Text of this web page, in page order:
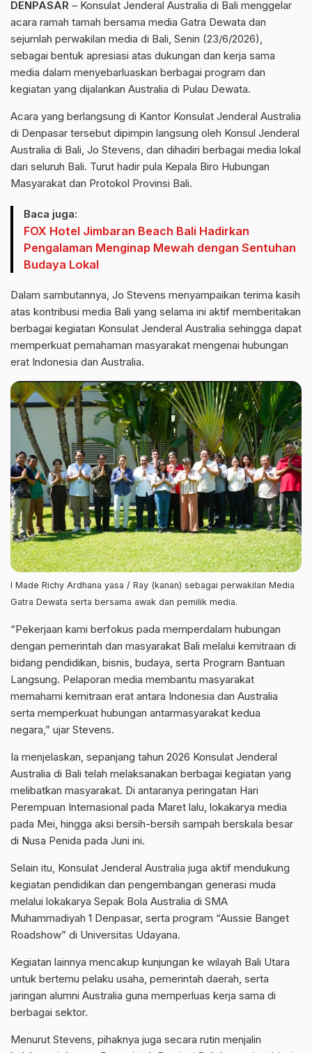
DENPASAR – Konsulat Jenderal Australia di Bali menggelar
acara ramah tamah bersama media Gatra Dewata dan
sejumlah perwakilan media di Bali, Senin (23/6/2026),
sebagai bentuk apresiasi atas dukungan dan kerja sama
media dalam menyebarluaskan berbagai program dan
kegiatan yang dijalankan Australia di Pulau Dewata.
Acara yang berlangsung di Kantor Konsulat Jenderal Australia
di Denpasar tersebut dipimpin langsung oleh Konsul Jenderal
Australia di Bali, Jo Stevens, dan dihadiri berbagai media lokal
dari seluruh Bali. Turut hadir pula Kepala Biro Hubungan
Masyarakat dan Protokol Provinsi Bali.
Baca juga:
FOX Hotel Jimbaran Beach Bali Hadirkan
Pengalaman Menginap Mewah dengan Sentuhan
Budaya Lokal
Dalam sambutannya, Jo Stevens menyampaikan terima kasih
atas kontribusi media Bali yang selama ini aktif memberitakan
berbagai kegiatan Konsulat Jenderal Australia sehingga dapat
memperkuat pemahaman masyarakat mengenai hubungan
erat Indonesia dan Australia.
I Made Richy Ardhana yasa / Ray (kanan) sebagai perwakilan Media
Gatra Dewata serta bersama awak dan pemilik media.
“Pekerjaan kami berfokus pada memperdalam hubungan
dengan pemerintah dan masyarakat Bali melalui kemitraan di
bidang pendidikan, bisnis, budaya, serta Program Bantuan
Langsung. Pelaporan media membantu masyarakat
memahami kemitraan erat antara Indonesia dan Australia
serta memperkuat hubungan antarmasyarakat kedua
negara,” ujar Stevens.
Ia menjelaskan, sepanjang tahun 2026 Konsulat Jenderal
Australia di Bali telah melaksanakan berbagai kegiatan yang
melibatkan masyarakat. Di antaranya peringatan Hari
Perempuan Internasional pada Maret lalu, lokakarya media
pada Mei, hingga aksi bersih-bersih sampah berskala besar
di Nusa Penida pada Juni ini.
Selain itu, Konsulat Jenderal Australia juga aktif mendukung
kegiatan pendidikan dan pengembangan generasi muda
melalui lokakarya Sepak Bola Australia di SMA
Muhammadiyah 1 Denpasar, serta program “Aussie Banget
Roadshow” di Universitas Udayana.
Kegiatan lainnya mencakup kunjungan ke wilayah Bali Utara
untuk bertemu pelaku usaha, pemerintah daerah, serta
jaringan alumni Australia guna memperluas kerja sama di
berbagai sektor.
Menurut Stevens, pihaknya juga secara rutin menjalin